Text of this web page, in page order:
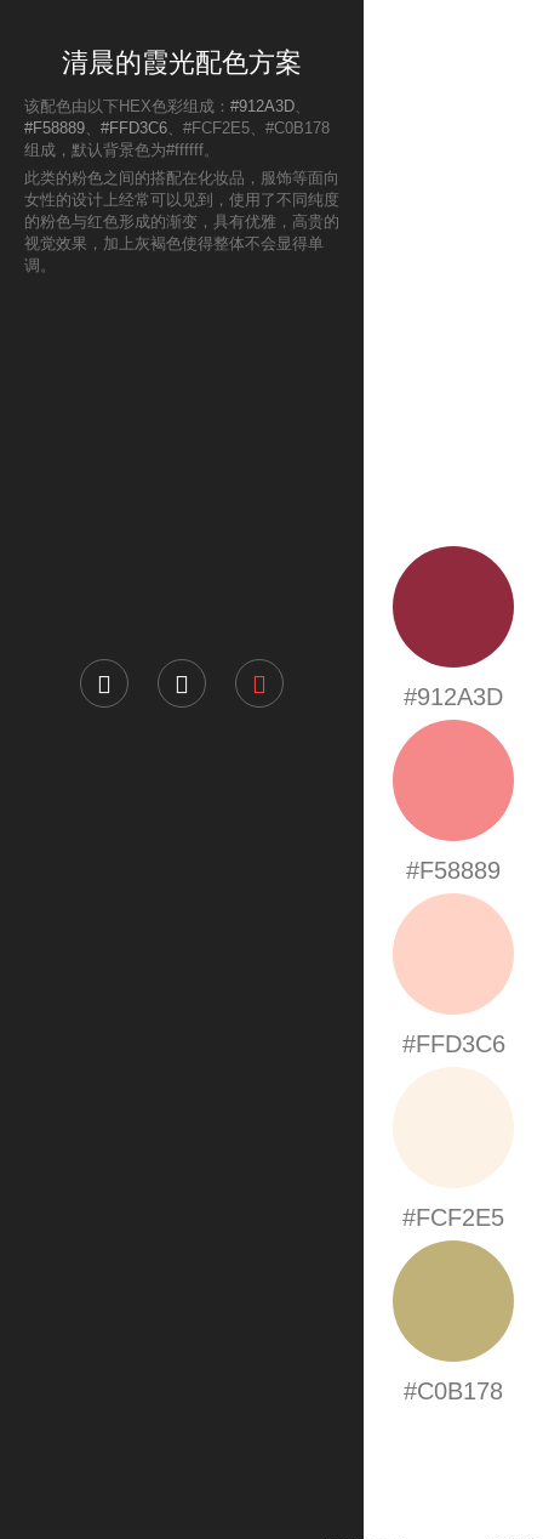
清晨的霞光配色方案
该配色由以下HEX色彩组成： #912A3D、
#F58889、 #FFD3C6、#FCF2E5、#C0B178
组成，默认背景色为#ffffff。
此类的粉色之间的搭配在化妆品，服饰等面向
女性的设计上经常可以见到，使用了不同纯度
的粉色与红色形成的渐变，具有优雅，高贵的
视觉效果，加上灰褐色使得整体不会显得单
调。
#912A3D
#F58889
#FFD3C6
#FCF2E5
#C0B178